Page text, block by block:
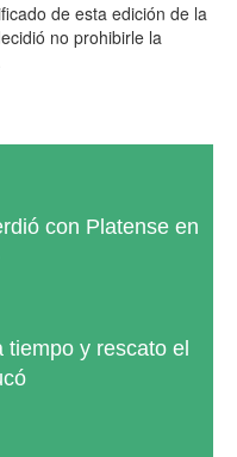
de esta edición de la
no prohibirle la
con Platense en
y rescato el